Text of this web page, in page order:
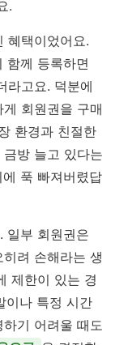
.
혜택이었어요.
함께 등록하면
라고요. 덕분에
회원권을 구매
환경과 친절한
방 늘고 있다는
푹 빠져버렸답
일부 회원권은
려 손해라는 생
제한이 있는 경
이나 특정 시간
기 어려울 때도